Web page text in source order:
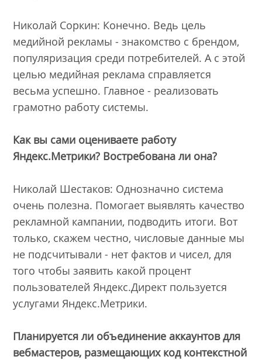
Николай Соркин: Конечно. Ведь цель
медийной рекламы - знакомство с брендом,
популяризация среди потребителей. А с этой
целью медийная реклама справляется
весьма успешно. Главное - реализовать
грамотно работу системы.
Как вы сами оцениваете работу
Яндекс.Метрики? Востребована ли она?
Николай Шестаков: Однозначно система
очень полезна. Помогает выявлять качество
рекламной кампании, подводить итоги. Вот
только, скажем честно, числовые данные мы
не подсчитывали - нет фактов и чисел, для
того чтобы заявить какой процент
пользователей Яндекс.Директ пользуется
услугами Яндекс.Метрики.
Планируется ли объединение аккаунтов для
вебмастеров, размещающих код контекстной